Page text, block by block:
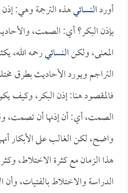
أوردالنسائيهذه الترجمة وهي: إذن
بإذن البكر؟ أي: الصمت،
المعنى، ولكنالنسائيرحمه الله،
التراجم ويورد الأحاديث بطرق
فالمقصود هنا: إذن البكر، وكيف
الصمت، أي: أن إذنها أن تصمت،
واضح، لكن الغالب على الأبكار
هذا الزمان مع كثرة الاختلاط،
الدراسة والاختلاط بالفتيات، وأن